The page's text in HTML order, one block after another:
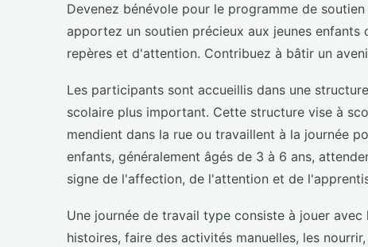
Devenez bénévole pour le programme de
apportez un soutien précieux aux jeunes
repères et d'attention. Contribuez à bâtir un
Les participants sont accueillis dans une
scolaire plus important. Cette structure vise à
mendient dans la rue ou travaillent à la journée
enfants, généralement âgés de 3 à 6 ans,
signe de l'affection, de l'attention et de
Une journée de travail type consiste à jouer
histoires, faire des activités manuelles, les